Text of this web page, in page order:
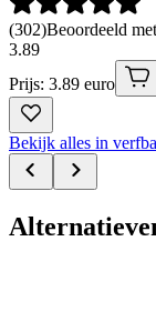
(302)Beoordeeld
3.89
Prijs: 3.89 euro
Bekijk alles in